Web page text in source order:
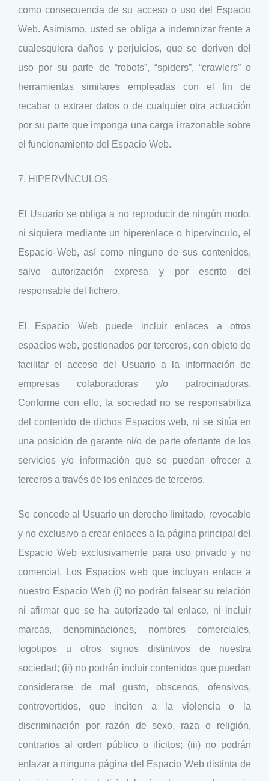
como consecuencia de su acceso o uso del Espacio
Web. Asimismo, usted se obliga a indemnizar frente a
cualesquiera daños y perjuicios, que se deriven del
uso por su parte de “robots”, “spiders”, “crawlers” o
herramientas similares empleadas con el fin de
recabar o extraer datos o de cualquier otra actuación
por su parte que imponga una carga irrazonable sobre
el funcionamiento del Espacio Web.
7. HIPERVÍNCULOS
El Usuario se obliga a no reproducir de ningún modo,
ni siquiera mediante un hiperenlace o hipervínculo, el
Espacio Web, así como ninguno de sus contenidos,
salvo autorización expresa y por escrito del
responsable del fichero.
El Espacio Web puede incluir enlaces a otros
espacios web, gestionados por terceros, con objeto de
facilitar el acceso del Usuario a la información de
empresas colaboradoras y/o patrocinadoras.
Conforme con ello, la sociedad no se responsabiliza
del contenido de dichos Espacios web, ni se sitúa en
una posición de garante ni/o de parte ofertante de los
servicios y/o información que se puedan ofrecer a
terceros a través de los enlaces de terceros.
Se concede al Usuario un derecho limitado, revocable
y no exclusivo a crear enlaces a la página principal del
Espacio Web exclusivamente para uso privado y no
comercial. Los Espacios web que incluyan enlace a
nuestro Espacio Web (i) no podrán falsear su relación
ni afirmar que se ha autorizado tal enlace, ni incluir
marcas, denominaciones, nombres comerciales,
logotipos u otros signos distintivos de nuestra
sociedad; (ii) no podrán incluir contenidos que puedan
considerarse de mal gusto, obscenos, ofensivos,
controvertidos, que inciten a la violencia o la
discriminación por razón de sexo, raza o religión,
contrarios al orden público o ilícitos; (iii) no podrán
enlazar a ninguna página del Espacio Web distinta de